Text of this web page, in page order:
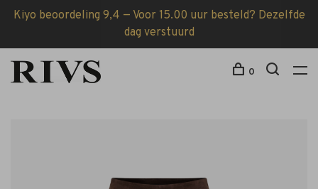
Kiyo beoordeling 9,4 — Voor 15.00 uur besteld? Dezelfde
dag verstuurd
0